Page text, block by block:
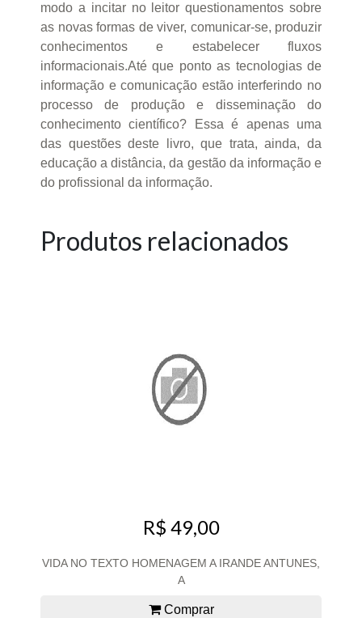
modo a incitar no leitor questionamentos sobre
as novas formas de viver, comunicar-se, produzir
conhecimentos e estabelecer fluxos
informacionais.Até que ponto as tecnologias de
informação e comunicação estão interferindo no
processo de produção e disseminação do
conhecimento científico? Essa é apenas uma
das questões deste livro, que trata, ainda, da
educação a distância, da gestão da informação e
do profissional da informação.
Produtos relacionados
R$ 49,00
VIDA NO TEXTO HOMENAGEM A IRANDE ANTUNES,
A
Comprar